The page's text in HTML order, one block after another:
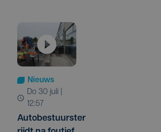
Nieuws
do 30 juli |
12:57
Autobestuurster